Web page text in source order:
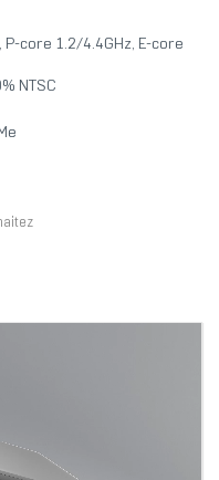
P-core 1.2/4.4GHz, E-core
NTSC